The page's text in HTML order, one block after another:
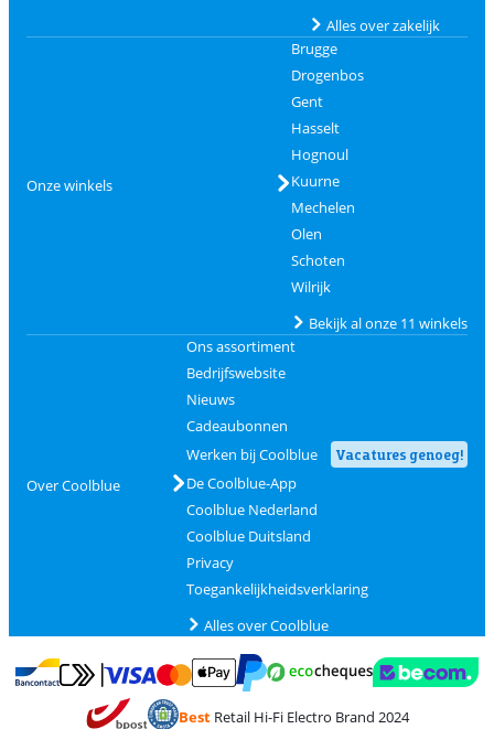
Alles over zakelijk
Onze winkels
Brugge
Drogenbos
Gent
Hasselt
Hognoul
Kuurne
Mechelen
Olen
Schoten
Wilrijk
Bekijk al onze 11 winkels
Over Coolblue
Ons assortiment
Bedrijfswebsite
Nieuws
Cadeaubonnen
Werken bij Coolblue
Vacatures genoeg!
De Coolblue-App
Coolblue Nederland
Coolblue Duitsland
Privacy
Toegankelijkheidsverklaring
Alles over Coolblue
Betalen met Bancontact
Betalen met MasterCard en Visa via ClickToPay
Betalen met PayPal
BestRetail Hi-Fi Electro Brand 2024